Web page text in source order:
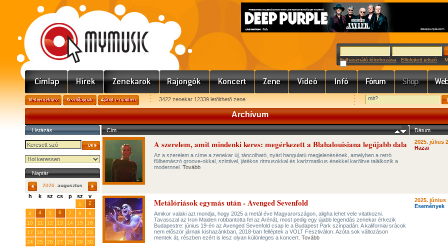
Felhasználó létrehozása Elfelejtett jelszó
3422 zenekar 12339 letölthető zene
Archívum
Listázás
Naptár
2026. augusztus
h k sz cs p sz v
1
2
3
4 5 6 7 8
9
10
11 12 13 14 15
16
17
18 19 20 21 22
23
24
25 26 27 28 29
30
Cím Dátum
A szerelem, amit mindenki keres: megérkezett a Blahalouisiana legújabb dala
Az a szerelem a címe a zenekar új, táncolható, nyári hangulatú megjelenésének, amelyben a retró
fülbemászó groove-okkal, szintivel, játékos ritmusokkal és karizmatikus énekkel karöltve találkozik a
modernnel. Tovább
2025. július
Hazai
Metálóriások egymás után - Avenged Sevenfold
Amikor valaki azt mondja, hogy 2025 a metál éve Magyarországon, aligha lehet vele vitatkozni.
Tavasszal az Iron Maiden robbantotta fel az Arénát, most pedig egy újabb legendás zenekar érkezik
Budapestre: június 19-én az Avenged Sevenfold csap le a Budapest Park színpadán. A kaliforniai srácok
nem először járnak kishazánkban, 2018-ban felléptek a VOLT Fesztiválon. Azóta sok változáson
mentek át, részben ezért is lesz olyan különleges a koncert. Tovább
2025. június
Események